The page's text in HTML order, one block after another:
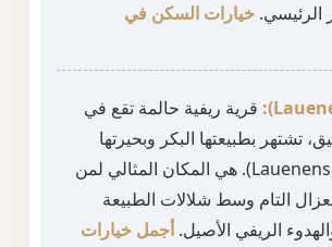
خيارات السكن في
قرية ريفية حالمة تقع في
تشتهر بطبيعتها البكر وبحيرتها
الساحرة (Lauenensee). هي المكان المثالي لمن
التام وسط شلالات الطبيعة
الريفي الأصيل.أجمل خيارات